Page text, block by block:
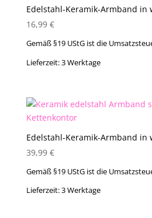
Edelstahl-Keramik-Armband in
16,99 €
Gemäß §19 UStG ist die
Lieferzeit:3 Werktage
Edelstahl-Keramik-Armband in
39,99 €
Gemäß §19 UStG ist die
Lieferzeit:3 Werktage